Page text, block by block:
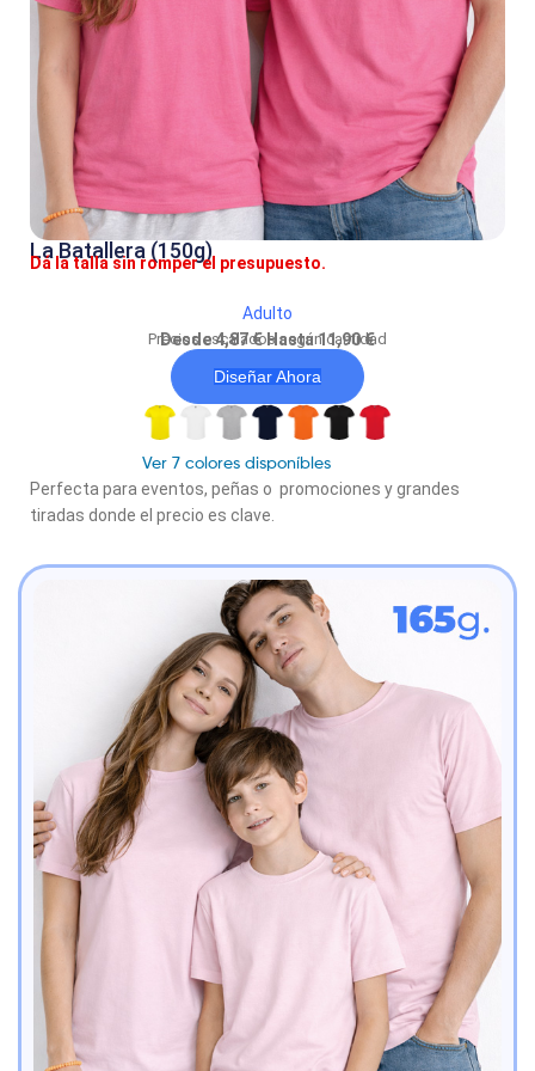
La Batallera (150g)
Dá la talla sin romper el presupuesto.
Adulto
Desde 4,87 € Hasta 11,90 €
Precios escalados según cantidad
Diseñar Ahora
Ver 7 colores disponíbles
Perfecta para eventos, peñas o promociones y grandes
tiradas donde el precio es clave.